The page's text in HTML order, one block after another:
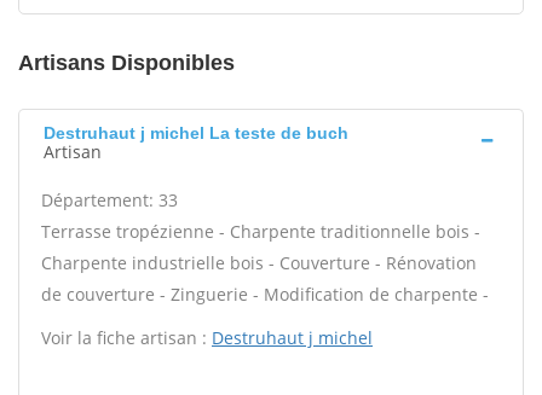
Artisans Disponibles
Destruhaut j michel La teste de buch
Artisan
Département: 33
Terrasse tropézienne - Charpente traditionnelle bois -
Charpente industrielle bois - Couverture - Rénovation
de couverture - Zinguerie - Modification de charpente -
Voir la fiche artisan : Destruhaut j michel